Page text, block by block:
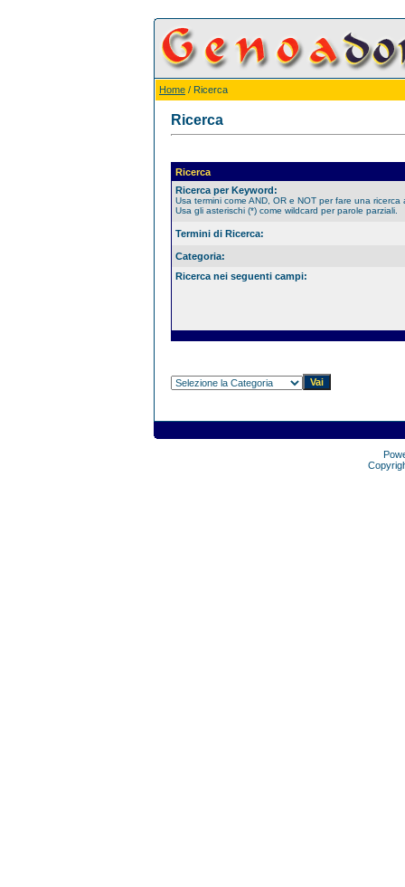
Home / Ricerca
Ricerca
Ricerca
Ricerca per Keyword:
Usa termini come AND, OR e NOT per fare una ricerca
Usa gli asterischi (*) come wildcard per parole parziali.
Termini di Ricerca:
Categoria:
Ricerca nei seguenti campi: